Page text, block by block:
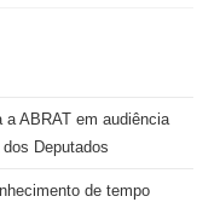
a ABRAT em audiência
Deputados
de tempo